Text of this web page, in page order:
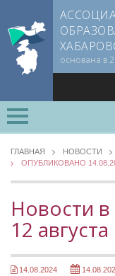
основана в
ОСНОВНЫЕ
Изменения в
НОВОСТИ ВАРМСУ
НОВОСТИ ТОС
О СОВЕТЕ
Документы CMO
Устав
Учредительный
Члены СМО
Учредители
Руководящие
ГЛАВНАЯ НОВОСТИ
ОПУБЛИКОВАНО
Новости в
12
14.08.2024